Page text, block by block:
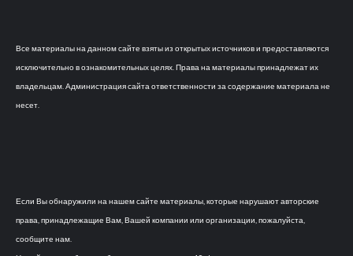
Все материалы на данном сайте взяты из открытых источников и предоставляются
исключительно в ознакомительных целях. Права на материалы принадлежат их
владельцам. Администрация сайта ответственности за содержание материала не
несет.
Если Вы обнаружили на нашем сайте материалы, которые нарушают авторские
права, принадлежащие Вам, Вашей компании или организации, пожалуйста,
сообщите нам.